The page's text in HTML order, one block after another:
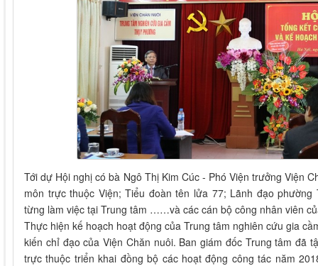
Tới dự Hội nghị có bà Ngô Thị Kim Cúc - Phó Viện trưởng Viện
môn trực thuộc Viện; Tiểu đoàn tên lửa 77; Lãnh đạo
từng làm việc tại Trung tâm ……và các cán bộ công nhân viên
Thực hiện kế hoạch hoạt động của Trung tâm nghiên cứu gia
kiến chỉ đạo của Viện Chăn nuôi. Ban giám đốc Trung tâm đã
trực thuộc triển khai đồng bộ các hoạt động công tác năm